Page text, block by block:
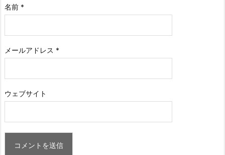
名前 *
メールアドレス *
ウェブサイト